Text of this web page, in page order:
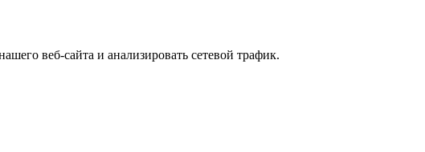
веб-сайта и анализировать сетевой трафик.